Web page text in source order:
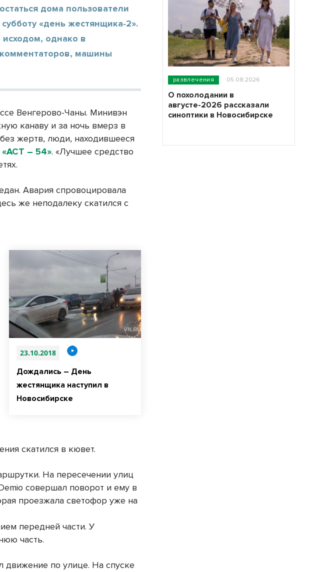
дома пользователи
«день жестянщика-2».
однако в
машины
Венгерово-Чаны. Минивэн
канаву и за ночь вмерз в
жертв, люди, находившееся
«АСТ – 54». «Лучшее средство
Авария спровоцировала
же неподалеку скатился с
23.10.2018
Дождались – День
жестянщика наступил в
Новосибирске
скатился в кювет.
На пересечении улиц
совершал поворот и ему в
проезжала светофор уже на
передней части. У
часть.
движение по улице. На спуске
развлечения 05.08.2026
О похолодании в
августе-2026 рассказали
синоптики в Новосибирске